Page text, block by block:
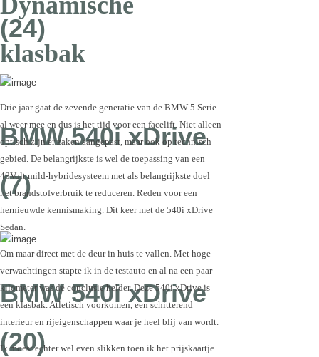
(24)
BMW 540i xDrive
(7)
BMW 540i xDrive
(20)
klasbak
Drie jaar gaat de zevende generatie van de BMW 5 Serie
al weer mee en dus is het tijd voor een facelift. Niet alleen
optisch zijn er zaken aangepast, maar ook op technisch
gebied. De belangrijkste is wel de toepassing van een
48Volt mild-hybridesysteem met als belangrijkste doel
het brandstofverbruik te reduceren. Reden voor een
hernieuwde kennismaking. Dit keer met de 540i xDrive
Sedan.
Om maar direct met de deur in huis te vallen. Met hoge
verwachtingen stapte ik in de testauto en al na een paar
kilometer was de conclusie helder. Deze 540i xDrive is
een klasbak. Atletisch voorkomen, een schitterend
interieur en rijeigenschappen waar je heel blij van wordt.
Ik moest echter wel even slikken toen ik het prijskaartje